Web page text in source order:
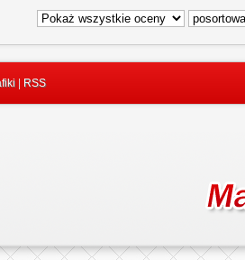
RSS